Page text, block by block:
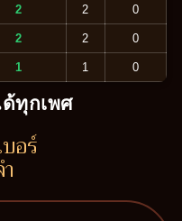
2 2 0
2 2 0
1 1 0
ด้ทุกเพศ
อร์